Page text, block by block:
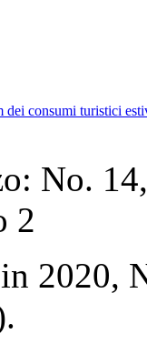
No.
2
2020,